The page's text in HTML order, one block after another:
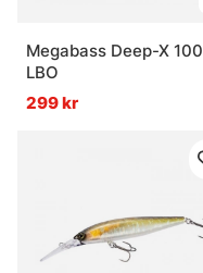
Megabass Deep-X 100
LBO
299 kr